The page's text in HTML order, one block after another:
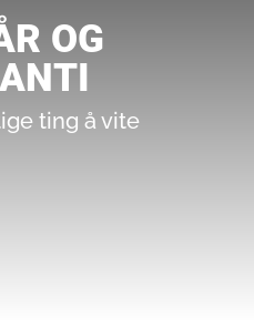
OG
ting å vite